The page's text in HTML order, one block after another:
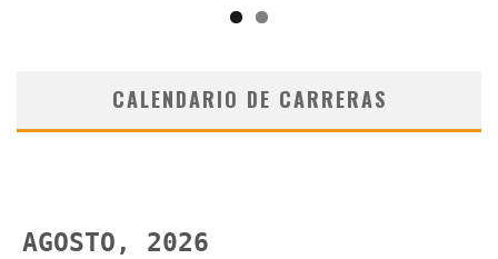
CALENDARIO DE CARRERAS
AGOSTO, 2026